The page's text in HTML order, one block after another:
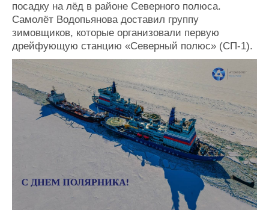
Реклама
Конференции
Выставки и семинары
Личности
Словарь
Флот
Галерея флота
Отзывы
Все службы
посадку на лёд в районе Северного полюса.
Самолёт Водопьянова доставил группу
зимовщиков, которые организовали первую
дрейфующую станцию «Северный полюс» (СП-1).